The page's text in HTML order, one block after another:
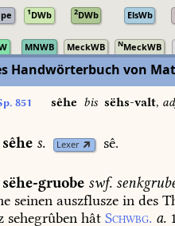
1DWb 2DWb ElsWb
MNWB MeckWB NMeckWB
Handwörterbuch von
851 sêhe bis sëhs-valt,
sêhe s. Lexer sê.
sëhe-gruobe swf.
seinen auszflusze in des
sehegrûben hât Schwbg. a.